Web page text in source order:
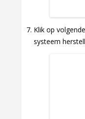
Klik op
systeem